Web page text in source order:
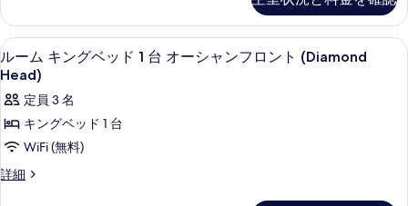
条
件
べ
て
の
写
真
を
表
Courtyard,
Twins)
の
詳
ル
ー
ム
キ
ン
グ
高級寝具、セーフティボックス (室
4
ルーム キングベッド 1 台 オーシャンフロント (Diamond
Head)
定員 3 名
キングベッド 1 台
WiFi (無料)
詳細
ル